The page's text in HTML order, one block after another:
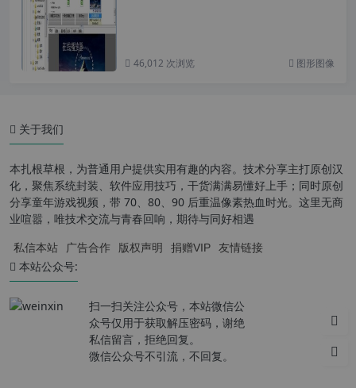
46,012 次浏览 图形图像
关于我们
本扎根草根，为普通用户提供实用有趣的内容。技术分享主打原创汉
化，聚焦系统封装、软件应用技巧，干货满满易懂好上手；同时原创
分享童年游戏视频，带 70、80、90 后重温像素热血时光。这里无商
业喧嚣，唯技术交流与青春回响，期待与同好相遇
私信本站 广告合作 版权声明 捐赠VIP 友情链接
本站公众号:
扫一扫关注公众号，本站微信公
众号仅用于获取解压密码，谢绝
私信留言，拒绝回复。
微信公众号不引流，不回复。